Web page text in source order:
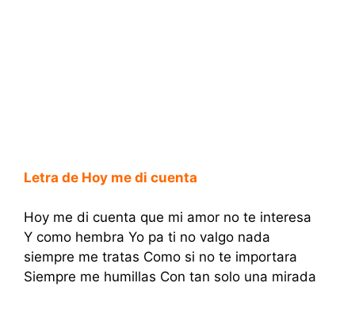
Letra de Hoy me di cuenta
Hoy me di cuenta que mi amor no te interesa
Y como hembra Yo pa ti no valgo nada
siempre me tratas Como si no te importara
Siempre me humillas Con tan solo una mirada